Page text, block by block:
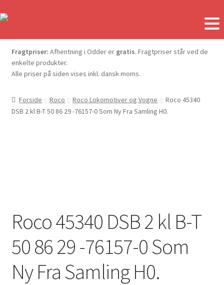
Fragtpriser: Afhentning i Odder er gratis. Fragtpriser står ved de
enkelte produkter.
Alle priser på siden vises inkl. dansk moms.
Forside Roco Roco Lokomotiver og Vogne
Roco 45340
DSB 2 kl B-T 50 86 29 -76157-0 Som Ny Fra Samling H0.
Roco 45340 DSB 2 kl B-T
50 86 29 -76157-0 Som
Ny Fra Samling H0.